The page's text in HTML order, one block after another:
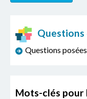
Questions
Mots-clés pour